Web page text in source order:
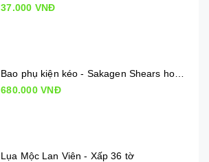
37.000 VNĐ
680.000 VNĐ
Lụa Mộc Lan Viên - Xấp 36 tờ